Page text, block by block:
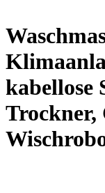
kabellose
Trockner,